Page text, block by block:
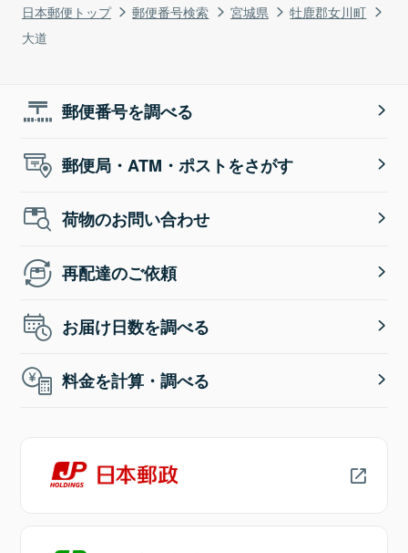
日本郵便トップ 郵便番号検索 宮城県
牡鹿郡女川町
大道
郵便番号を調べる
郵便局・ATM・ポストをさがす
荷物のお問い合わせ
再配達のご依頼
お届け日数を調べる
料金を計算・調べる